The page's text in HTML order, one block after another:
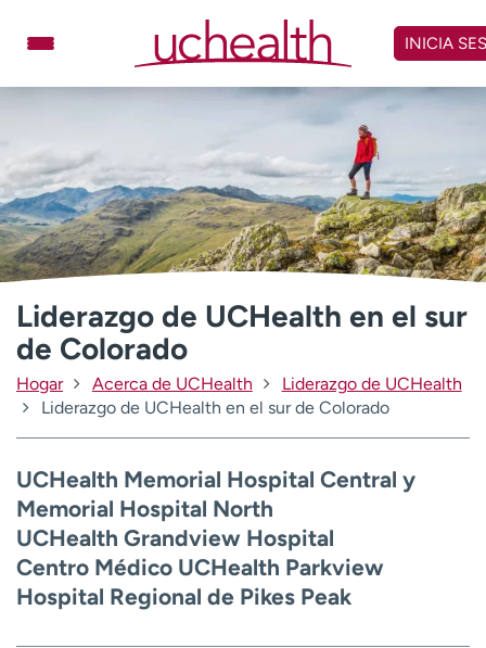
contenido
Especialidades
Ubicaciones
Programar cita
Atención de urgencia
virtual
Dar
Carreras
Inicie sesión en My Health Connection
Ready. Set. CO.
Ensayos clínicos
Empleados
Profesionales
Atención a medios de
comunicación
Asistencia financiera
INICIA
Liderazgo de UCHealth en el sur
de Colorado
Hogar Acerca de UCHealth
Liderazgo de UCHealth
Liderazgo de UCHealth en el sur de Colorado
UCHealth Memorial Hospital Central y
Memorial Hospital North
UCHealth Grandview Hospital
Centro Médico UCHealth Parkview
Hospital Regional de Pikes Peak